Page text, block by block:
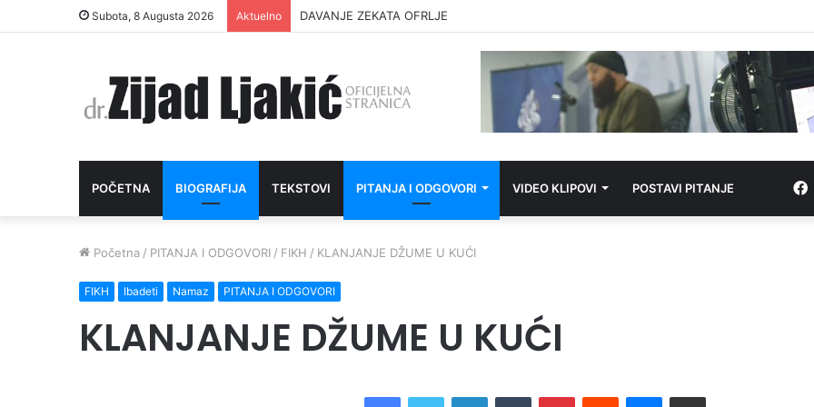
Subota, 8 Augusta 2026 Aktuelno INTIMNI ODNOS JE OPSKRBA
POČETNA BIOGRAFIJA TEKSTOVI PITANJA I ODGOVORI VIDEO KLIPOVI POSTAVI PITANJE
Početna / PITANJA I ODGOVORI / FIKH / KLANJANJE DŽUME U KUĆI
FIKH Ibadeti Namaz PITANJA I ODGOVORI
KLANJANJE DŽUME U KUĆI